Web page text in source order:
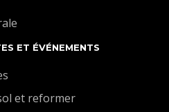
ET ÉVÉNEMENTS
et reformer